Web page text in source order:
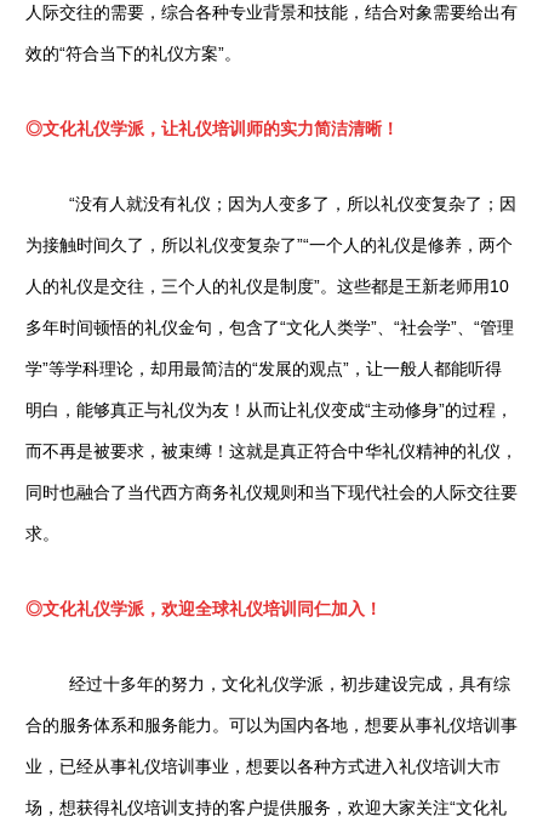
人际交往的需要，综合各种专业背景和技能，结合对象需要给出有
效的“符合当下的礼仪方案”。
◎文化礼仪学派，让礼仪培训师的实力简洁清晰！
“没有人就没有礼仪；因为人变多了，所以礼仪变复杂了；因
为接触时间久了，所以礼仪变复杂了”“一个人的礼仪是修养，两个
人的礼仪是交往，三个人的礼仪是制度”。这些都是王新老师用10
多年时间顿悟的礼仪金句，包含了“文化人类学”、“社会学”、“管理
学”等学科理论，却用最简洁的“发展的观点”，让一般人都能听得
明白，能够真正与礼仪为友！从而让礼仪变成“主动修身”的过程，
而不再是被要求，被束缚！这就是真正符合中华礼仪精神的礼仪，
同时也融合了当代西方商务礼仪规则和当下现代社会的人际交往要
求。
◎文化礼仪学派，欢迎全球礼仪培训同仁加入！
经过十多年的努力，文化礼仪学派，初步建设完成，具有综
合的服务体系和服务能力。可以为国内各地，想要从事礼仪培训事
业，已经从事礼仪培训事业，想要以各种方式进入礼仪培训大市
场，想获得礼仪培训支持的客户提供服务，欢迎大家关注“文化礼